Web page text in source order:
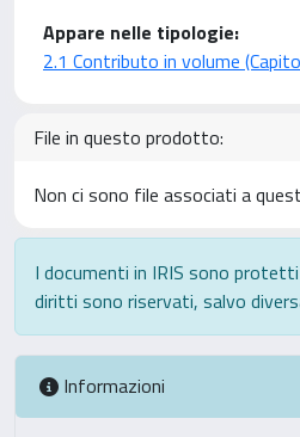
Appare nelle tipologie:
2.1 Contributo in volume
File in questo prodotto:
Non ci sono file associati a
I documenti in IRIS sono
diritti sono riservati, salvo
Informazioni